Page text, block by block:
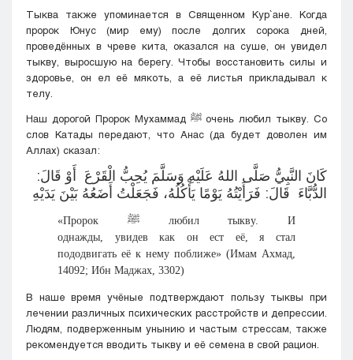
Тыква также упоминается в Священном Кyр`ане. Когда
пророк Юнус (мир ему) после долгих сорока дней,
проведённых в чреве кита, оказался на суше, он увидел
тыкву, выросшую на берегу. Чтобы восстановить силы и
здоровье, он ел её мякоть, а её листья прикладывал к
телу.
Наш дорогой Пророк Мухаммад ﷺ очень любил тыкву. Со
слов Катады передают, что Анас (да будет доволен им
Аллах) сказал:
كَانَ النَّبِيُّ صَلَّى اللهُ عَلَيْهِ وَسَلَّمَ ‌يُحِبُّ ‌الْقَرْعَ أَوْ قَالَ:
الدُّبَّاءَ قَالَ: فَرَأَيْتُهُ يَوْمًا يَأْكُلُهُ، فَجَعَلْتُ أَضَعُهُ بَيْنَ يَدَيْهِ
«Пророк ﷺ любил тыкву. И
однажды, увидев как он ест её, я стал
пододвигать её к нему поближе» (Имам Ахмад,
14092; Ибн Маджах, 3302)
В наше время учёные подтверждают пользу тыквы при
лечении различных психических расстройств и депрессии.
Людям, подверженным унынию и частым стрессам, также
рекомендуется вводить тыкву и её семена в свой рацион.